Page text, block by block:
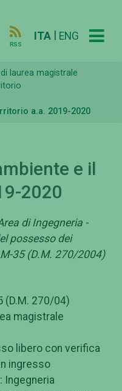
RSS
ITA ENG
laurea magistrale
a.a. 2019-2020
e il
2020
di Ingegneria -
possesso dei
35 (D.M. 270/2004)
(D.M. 270/04)
magistrale
libero con verifica
ingresso
Ingegneria